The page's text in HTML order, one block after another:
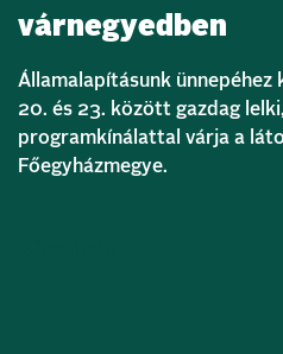
várnegyedben
Államalapításunk ünnepéhez
20. és 23. között gazdag
programkínálattal várja a
Főegyházmegye.